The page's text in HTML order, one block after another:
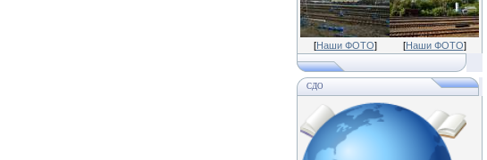
[Наши ФОТО] [Наши ФОТО]
СДО